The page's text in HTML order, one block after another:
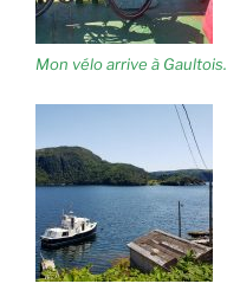
Mon vélo arrive à Gaultois.